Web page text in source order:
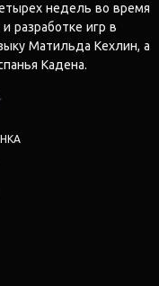
недель во время
разработке игр в
Матильда Кехлин, а
Кадена.